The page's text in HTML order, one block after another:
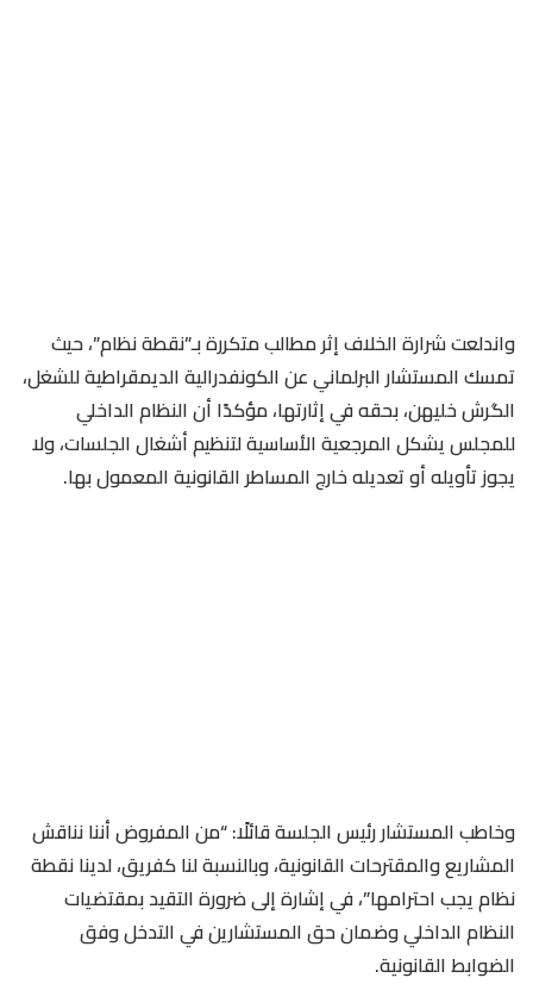
واندلعت شرارة الخلاف إثر مطالب متكررة بـ”نقطة نظام”، حيث
تمسك المستشار البرلماني عن الكونفدرالية الديمقراطية للشغل،
الگرش خليهن، بحقه في إثارتها، مؤكدًا أن النظام الداخلي
للمجلس يشكل المرجعية الأساسية لتنظيم أشغال الجلسات، ولا
يجوز تأويله أو تعديله خارج المساطر القانونية المعمول بها.
وخاطب المستشار رئيس الجلسة قائلًا: “من المفروض أننا نناقش
المشاريع والمقترحات القانونية، وبالنسبة لنا كفريق، لدينا نقطة
نظام يجب احترامها”، في إشارة إلى ضرورة التقيد بمقتضيات
النظام الداخلي وضمان حق المستشارين في التدخل وفق
الضوابط القانونية.